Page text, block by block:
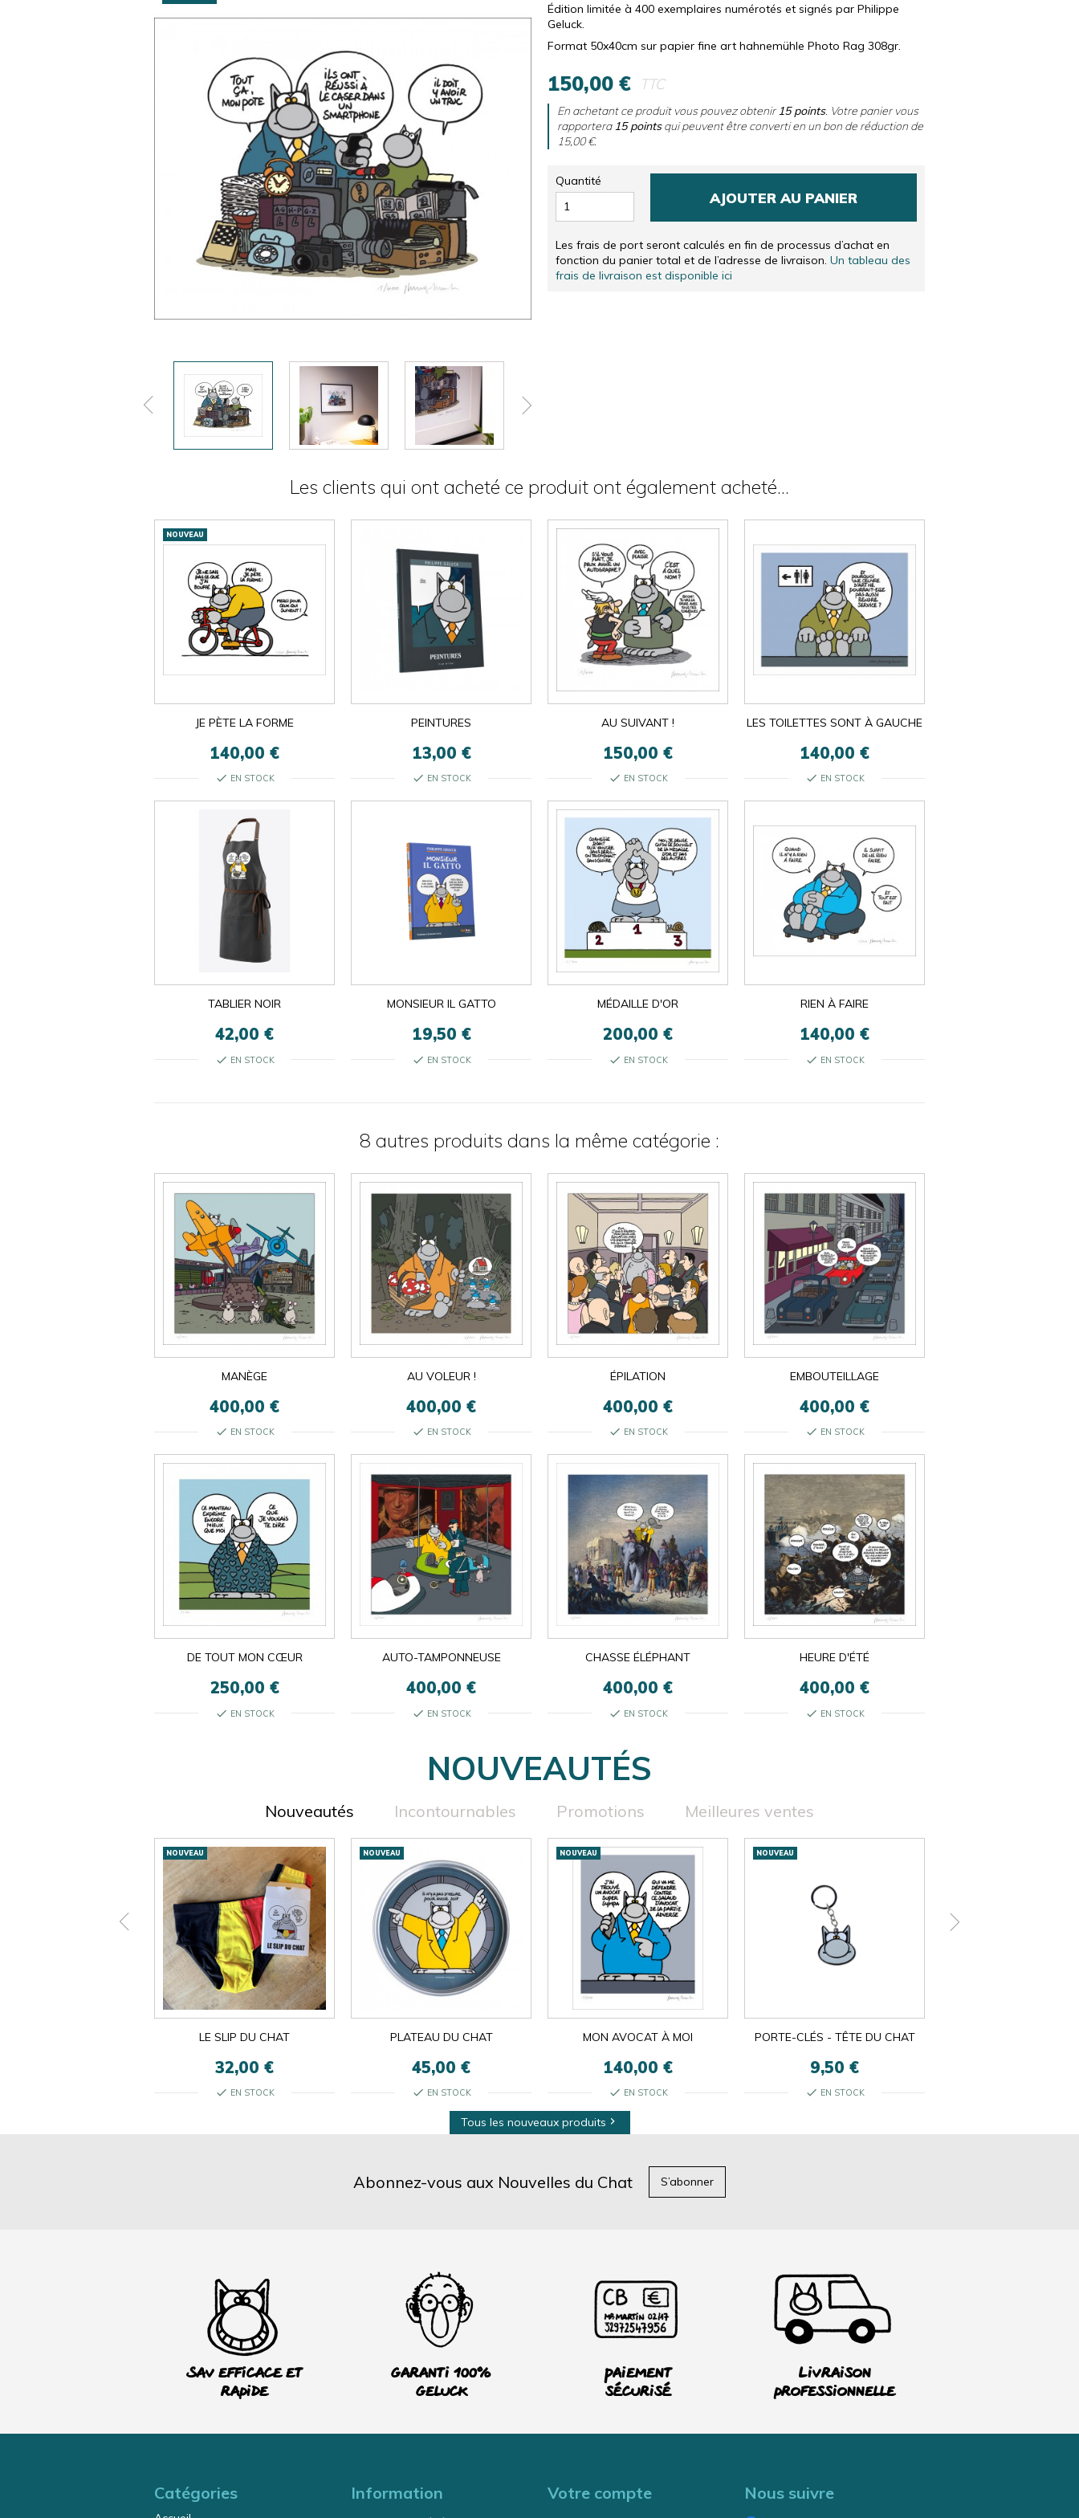
AGENDAS ET CALENDRIERS
SÉRIGRAPHIES NUMÉROTÉES ET SIGNÉES, EN NÉERLANDAIS
SÉRIGRAPHIES NUMÉROTÉES ET SIGNÉES, EN ANGLAIS
CD & DVD
SOLIDARITÉ
Édition limitée à 400 exemplaires numérotés et signés par Philippe
Geluck.
Format 50x40cm sur papier fine art hahnemühle Photo Rag 308gr.
150,00 € TTC
En achetant ce produit vous pouvez obtenir15points. Votre panier vous
rapportera 15pointsqui peuvent être converti en un bon de réduction de
15,00 €.
Quantité
AJOUTER AU PANIER
Les frais de port seront calculés en fin de processus d’achat en
fonction du panier total et de l’adresse de livraison. Un tableau des
frais de livraison est disponible ici
Les clients qui ont acheté ce produit ont également acheté...
NOUVEAU
JE PÈTE LA FORME
140,00 €
check EN STOCK
PEINTURES
13,00 €
check EN STOCK
AU SUIVANT !
150,00 €
check EN STOCK
LES TOILETTES SONT À GAUCHE
140,00 €
check EN STOCK
TABLIER NOIR
42,00 €
check EN STOCK
MONSIEUR IL GATTO
19,50 €
check EN STOCK
MÉDAILLE D'OR
200,00 €
check EN STOCK
RIEN À FAIRE
140,00 €
check EN STOCK
8 autres produits dans la même catégorie :
MANÈGE
400,00 €
check EN STOCK
AU VOLEUR !
400,00 €
check EN STOCK
ÉPILATION
400,00 €
check EN STOCK
EMBOUTEILLAGE
400,00 €
check EN STOCK
DE TOUT MON CŒUR
250,00 €
check EN STOCK
AUTO-TAMPONNEUSE
400,00 €
check EN STOCK
CHASSE ÉLÉPHANT
400,00 €
check EN STOCK
HEURE D'ÉTÉ
400,00 €
check EN STOCK
close
NOUVEAUTÉS
Nouveautés Incontournables Promotions
Meilleures ventes
Nouveautés
NOUVEAU
LE SLIP DU CHAT
32,00 €
check EN STOCK
NOUVEAU
PLATEAU DU CHAT
45,00 €
check EN STOCK
NOUVEAU
MON AVOCAT À MOI
140,00 €
check EN STOCK
NOUVEAU
PORTE-CLÉS - TÊTE DU CHAT
9,50 €
check EN STOCK
Tous les nouveaux produits 
Abonnez-vous aux Nouvelles du Chat S’abonner
SAV efficace et
rapide
Garanti 100%
Geluck
Paiement
sécurisé
Livraison
professionnelle
Catégories Information Votre compte Nous suivre